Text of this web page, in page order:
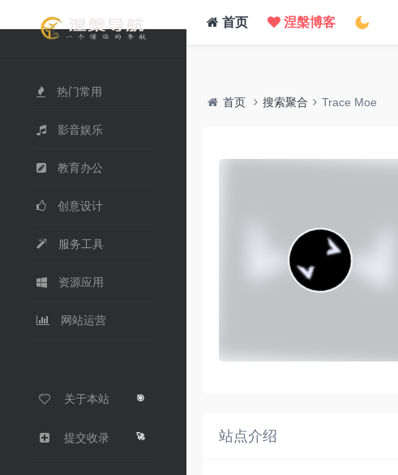
热门常用
影音娱乐
教育办公
创意设计
服务工具
资源应用
网站运营
关于本站 🎯
提交收录 🚀
首页 涅槃博客
首页 搜索聚合 Trace Moe
站点介绍